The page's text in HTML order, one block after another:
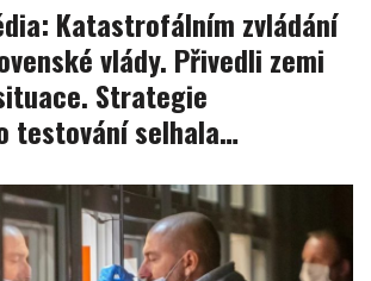
Katastrofálním zvládání
vlády. Přivedli zemi
Strategie
testování selhala…